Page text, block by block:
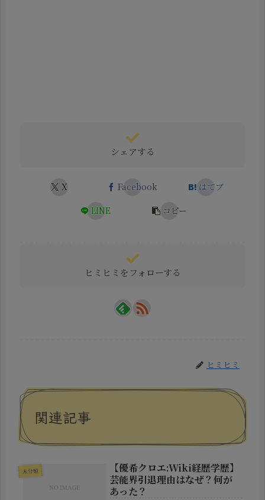
シェアする
X Facebook
はてブ
LINE
コピー
ヒミヒミをフォローする
ヒミヒミ
関連記事
未分類
【優希クロエ:Wiki経歴学歴】
芸能界引退理由はなぜ？何が
あった？